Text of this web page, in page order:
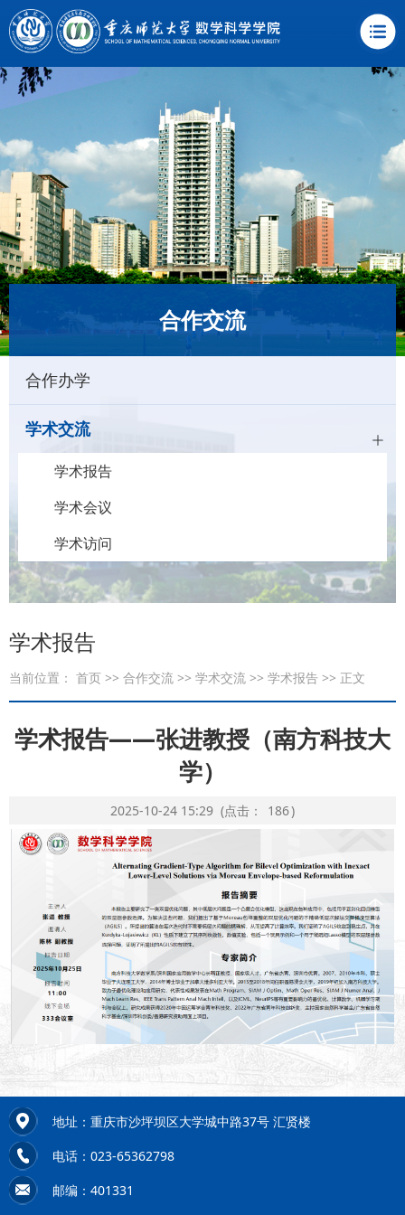
合作交流
合作办学
学术交流
学术报告
学术会议
学术访问
学术报告
当前位置： 首页 >> 合作交流 >> 学术交流 >> 学术报告 >> 正文
学术报告——张进教授（南方科技大
学）
2025-10-24 15:29 (点击： 186)
地址：重庆市沙坪坝区大学城中路37号 汇贤楼
电话：023-65362798
邮编：401331